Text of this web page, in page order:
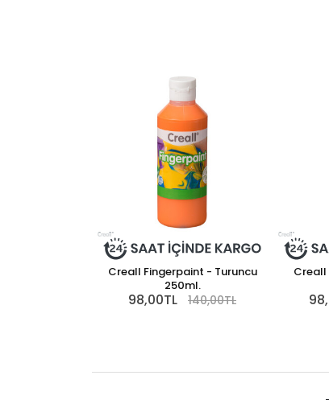
Creall Fingerpaint - Turuncu
250ml.
98,00TL 140,00TL
Creall